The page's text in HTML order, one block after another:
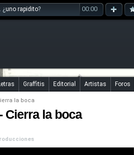
¿uno rapidito? 00:00
Graffitis Editorial Artistas Foros
la boca
Cierra la boca